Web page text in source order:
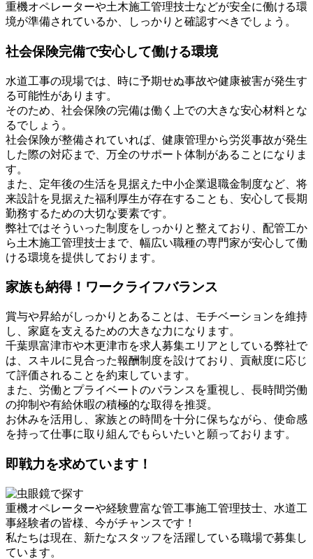
重機オペレーターや土木施工管理技士などが安全に働ける環
境が準備されているか、しっかりと確認すべきでしょう。
社会保険完備で安心して働ける環境
水道工事の現場では、時に予期せぬ事故や健康被害が発生す
る可能性があります。
そのため、社会保険の完備は働く上での大きな安心材料とな
るでしょう。
社会保険が整備されていれば、健康管理から労災事故が発生
した際の対応まで、万全のサポート体制があることになりま
す。
また、定年後の生活を見据えた中小企業退職金制度など、将
来設計を見据えた福利厚生が存在することも、安心して長期
勤務するための大切な要素です。
弊社ではそういった制度をしっかりと整えており、配管工か
ら土木施工管理技士まで、幅広い職種の専門家が安心して働
ける環境を提供しております。
家族も納得！ワークライフバランス
賞与や昇給がしっかりとあることは、モチベーションを維持
し、家庭を支えるための大きな力になります。
千葉県富津市や木更津市を求人募集エリアとしている弊社で
は、スキルに見合った報酬制度を設けており、貢献度に応じ
て評価されることを約束しています。
また、労働とプライベートのバランスを重視し、長時間労働
の抑制や有給休暇の積極的な取得を推奨。
お休みを活用し、家族との時間を十分に保ちながら、使命感
を持って仕事に取り組んでもらいたいと願っております。
即戦力を求めています！
重機オペレーターや経験豊富な管工事施工管理技士、水道工
事経験者の皆様、今がチャンスです！
私たちは現在、新たなスタッフを活躍している職場で募集し
ています。